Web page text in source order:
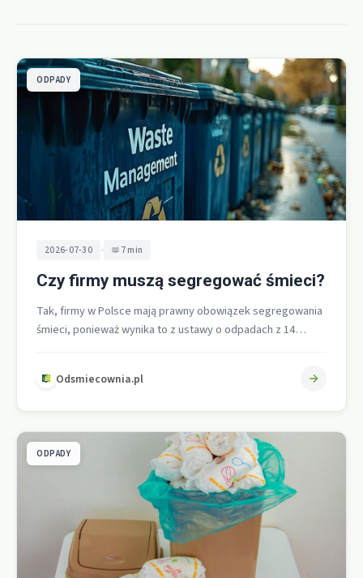
ODPADY
2026-07-30 • 7 min
Czy firmy muszą segregować śmieci?
Tak, firmy w Polsce mają prawny obowiązek segregowania
śmieci, ponieważ wynika to z ustawy o odpadach z 14
Odsmiecownia.pl
ODPADY